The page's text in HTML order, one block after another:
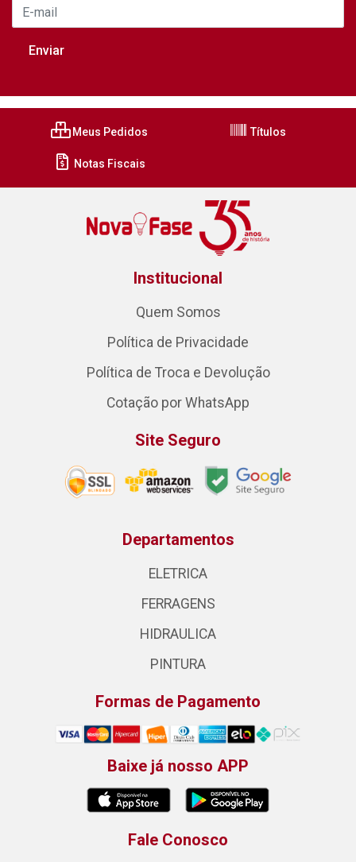
Meus Pedidos Títulos
Notas Fiscais
Institucional
Quem Somos
Política de Privacidade
Política de Troca e Devolução
Cotação por WhatsApp
Site Seguro
Departamentos
ELETRICA
FERRAGENS
HIDRAULICA
PINTURA
Formas de Pagamento
Baixe já nosso APP
Fale Conosco